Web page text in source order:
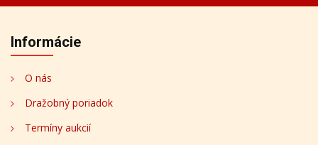
Informácie
O nás
Dražobný poriadok
Termíny aukcií